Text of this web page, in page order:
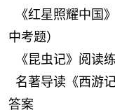
《红星照耀中国
中考题）
《昆虫记》阅读
名著导读《西游
答案